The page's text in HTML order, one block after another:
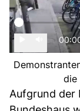
die
Aufgrund der